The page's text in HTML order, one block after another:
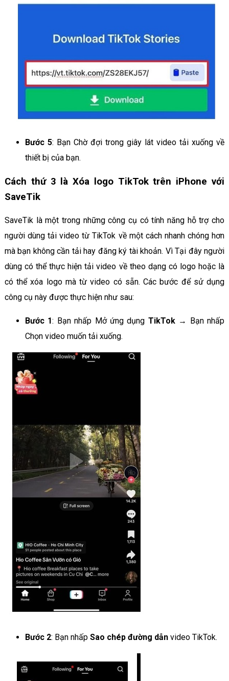
Bước 5: Bạn Chờ đợi trong giây lát video tải xuống về
thiết bị của bạn.
Cách thứ 3 là Xóa logo TikTok trên iPhone với
SaveTik
SaveTik là một trong những công cụ có tính năng hỗ trợ cho
người dùng tải video từ TikTok về một cách nhanh chóng hơn
mà bạn không cần tải hay đăng ký tài khoản. Vì Tại đây người
dùng có thể thực hiện tải video về theo dạng có logo hoặc là
có thể xóa logo mà từ video có sẵn. Các bước để sử dụng
công cụ này được thực hiện như sau:
Bước 1: Bạn nhấp Mở ứng dụng TikTok→ Bạn nhấp
Chọn video muốn tải xuống.
Bước 2: Bạn nhấpSao chép đường dẫnvideo TikTok.